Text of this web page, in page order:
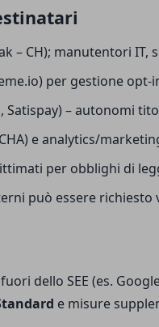
– CH); manutentori IT,
per gestione opt-
Satispay) – autonomi
e analytics/
per obblighi di
può essere richiesto
dello SEE (es.
e misure